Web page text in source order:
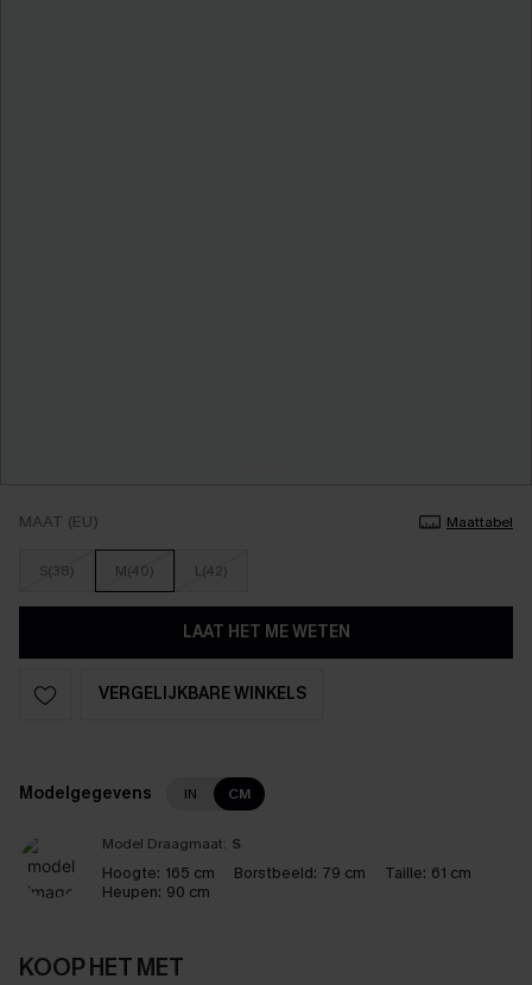
MAAT (EU) Maattabel
S(38) M(40) L(42)
LAAT HET ME WETEN
VERGELIJKBARE WINKELS
Modelgegevens IN CM
Model Draagmaat: S
Hoogte: 165 cm Borstbeeld: 79 cm Taille: 61 cm
Heupen: 90 cm
KOOP HET MET